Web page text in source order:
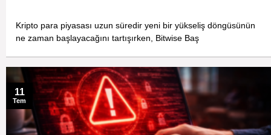
Kripto para piyasası uzun süredir yeni bir yükseliş döngüsünün
ne zaman başlayacağını tartışırken, Bitwise Baş
11
Tem